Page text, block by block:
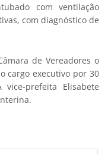
com ventilação
com diagnóstico de
de Vereadores o
cargo executivo por 30
prefeita Elisabete